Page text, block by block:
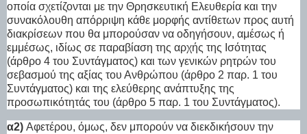
οποία σχετίζονται με την Θρησκευτική Ελευθερία και την
συνακόλουθη απόρριψη κάθε μορφής αντίθετων προς αυτή
διακρίσεων που θα μπορούσαν να οδηγήσουν, αμέσως ή
εμμέσως, ιδίως σε παραβίαση της αρχής της Ισότητας
(άρθρο 4 του Συντάγματος) και των γενικών ρητρών του
σεβασμού της αξίας του Ανθρώπου (άρθρο 2 παρ. 1 του
Συντάγματος) και της ελεύθερης ανάπτυξης της
προσωπικότητάς του (άρθρο 5 παρ. 1 του Συντάγματος).
α2) Αφετέρου, όμως, δεν μπορούν να διεκδικήσουν την